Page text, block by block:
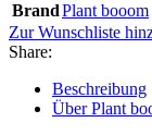
BrandPlant booom
Zur Wunschliste
Share:
Beschreibung
Über Plant